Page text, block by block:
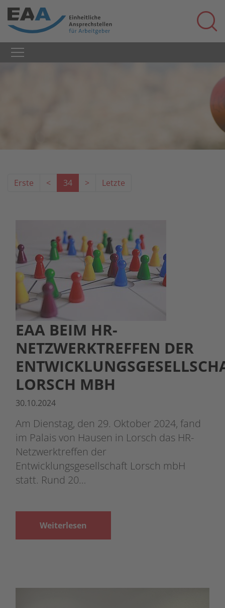
Erste < 34 > Letzte
EAA BEIM HR-
NETZWERKTREFFEN DER
LORSCH MBH
30.10.2024
Am Dienstag, den 29. Oktober 2024, fand
im Palais von Hausen in Lorsch das HR-
Netzwerktreffen der
Entwicklungsgesellschaft Lorsch mbH
statt. Rund 20…
Weiterlesen